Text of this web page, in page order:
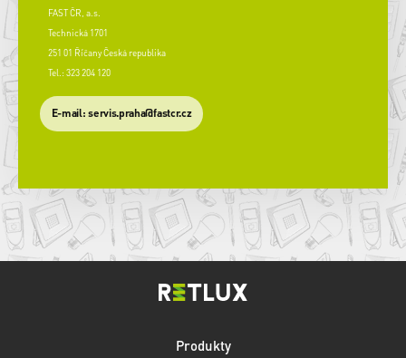
FAST ČR, a.s.
Technická 1701
251 01 Říčany Česká republika
Tel.: 323 204 120
​E-mail: servis.praha@fastcr.cz
Produkty